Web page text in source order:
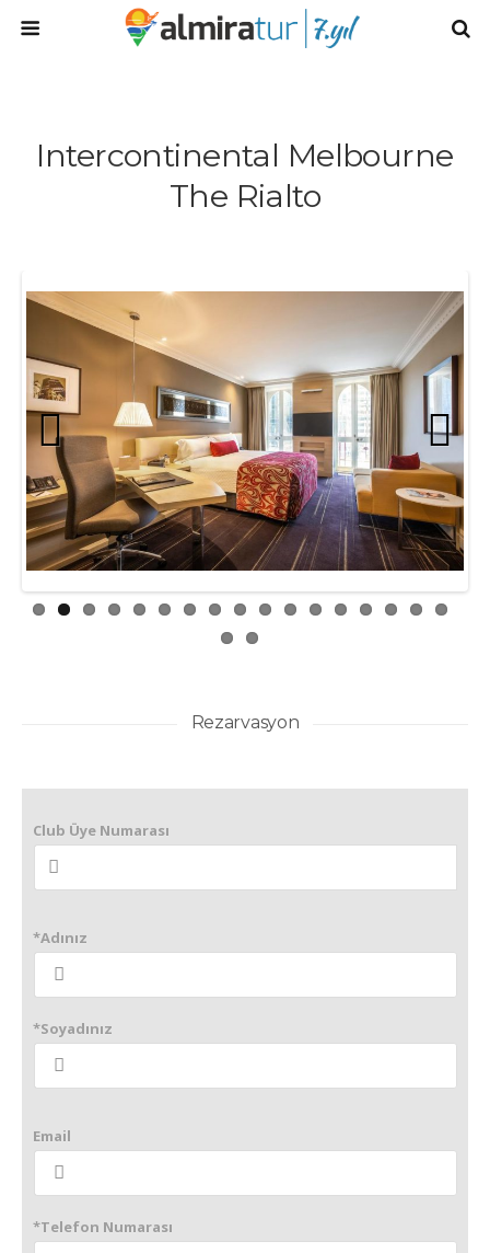
Intercontinental Melbourne
The Rialto
Prev
ious
Next
Rezarvasyon
Club Üye Numarası
*Adınız
*Soyadınız
Email
*Telefon Numarası